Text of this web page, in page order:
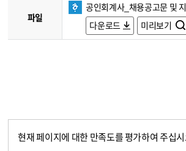
파일
공인회계사_채용공고문 및
다운로드
미리보기
현재 페이지에 대한 만족도를 평가하여 주십